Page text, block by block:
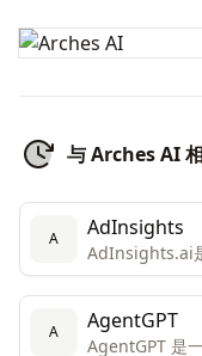
与 Arches AI
A AdInsights
AdInsights.ai
面实现增长和
A AgentGPT
AgentGPT 是